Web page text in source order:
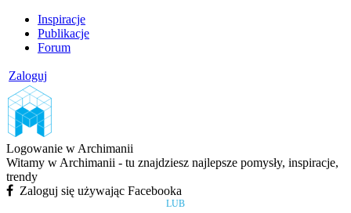
Inspiracje
Publikacje
Forum
Zaloguj
Logowanie w Archimanii
Witamy w Archimanii - tu znajdziesz najlepsze pomysły, inspiracje,
trendy
Zaloguj się używając Facebooka
LUB